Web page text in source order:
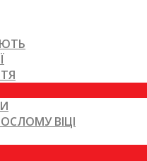
ВІЦІ